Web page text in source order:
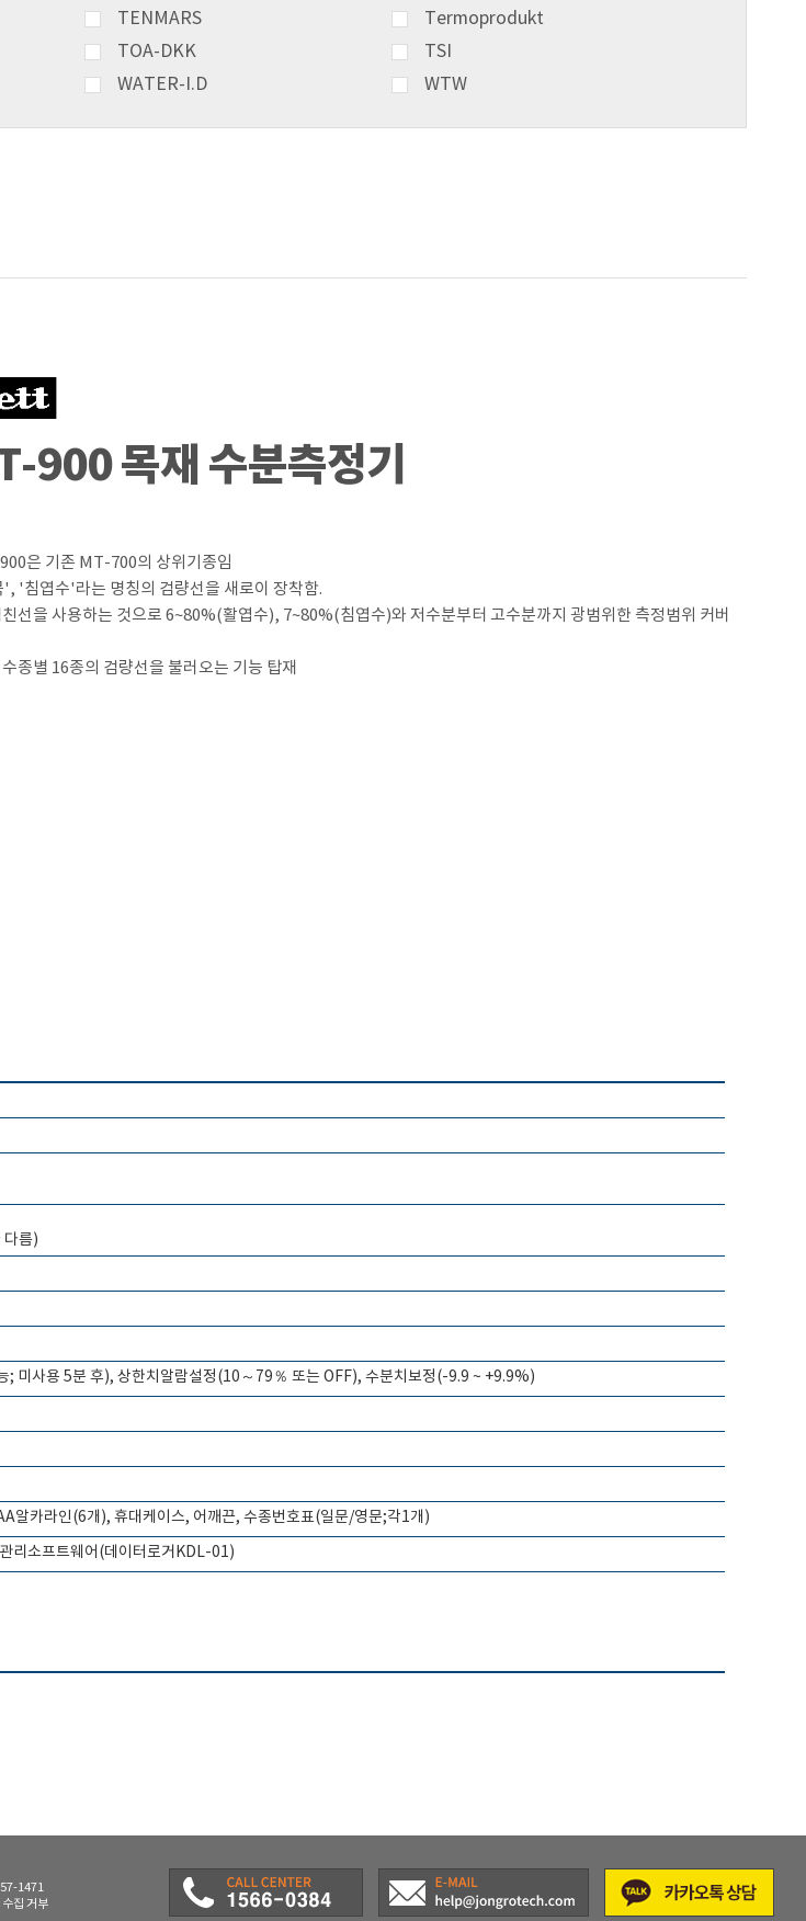
TENMARS
Termoprodukt
TOA-DKK
TSI
WATER-I.D WTW
900 목재 수분측정기
은 기존 MT-700의 상위기종임
'침엽수'라는 명칭의 검량선을 새로이 장착함.
선을 사용하는 것으로 6~80%(활엽수), 7~80%(침엽수)와 저수분부터 고수분까지 광범위한 측정범위 커버
종별 16종의 검량선을 불러오는 기능 탑재
다름)
; 미사용 5분 후), 상한치알람설정(10～79％ 또는 OFF), 수분치보정(-9.9 ~ +9.9%)
알카라인(6개), 휴대케이스, 어깨끈, 수종번호표(일문/영문;각1개)
리소프트웨어(데이터로거KDL-01)
1471
집 거부